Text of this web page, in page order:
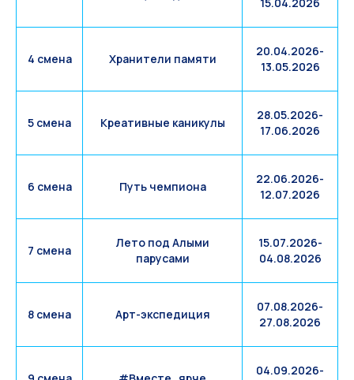
4 смена Хранители памяти
20.04.2026-
13.05.2026
5 смена Креативные каникулы
28.05.2026-
17.06.2026
6 смена Путь чемпиона
22.06.2026-
12.07.2026
7 смена
Лето под Алыми
парусами
15.07.2026-
04.08.2026
8 смена Арт-экспедиция
07.08.2026-
27.08.2026
04.09.2026-